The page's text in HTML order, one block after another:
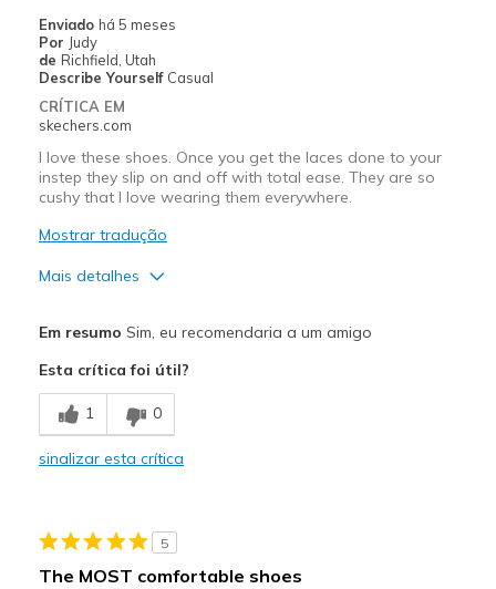
View On Shoes
Enviado há 5 meses
Por Judy
de Richfield, Utah
Describe Yourself Casual
CRÍTICA EM
skechers.com
I love these shoes. Once you get the laces done to your
instep they slip on and off with total ease. They are so
cushy that I love wearing them everywhere.
Mostrar tradução
Mais detalhes
Breathe Well
Comfortable
Em resumo Sim, eu recomendaria a um amigo
Esta crítica foi útil?
1 0
sinalizar esta crítica
5
The MOST comfortable shoes